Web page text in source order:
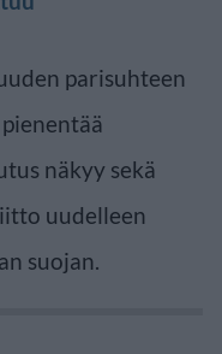
parisuhteen
näkyy sekä
uudelleen
suojan.